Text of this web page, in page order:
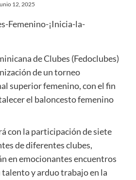
12, 2025
de Clubes (Fedoclubes)
de un torneo
superior femenino, con el fin
el baloncesto femenino
con la participación de siete
de diferentes clubes,
en emocionantes encuentros
y arduo trabajo en la